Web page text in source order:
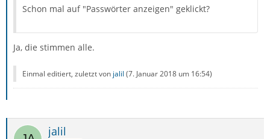
Schon mal auf "Passwörter anzeigen" geklickt?
Ja, die stimmen alle.
Einmal editiert, zuletzt von jalil (7. Januar 2018 um 16:54)
jalil